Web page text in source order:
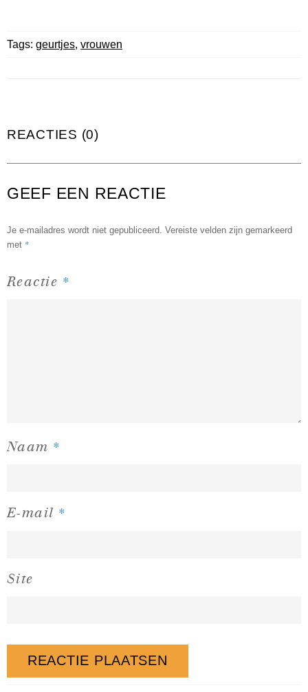
Tags: geurtjes, vrouwen
REACTIES (0)
GEEF EEN REACTIE
Je e-mailadres wordt niet gepubliceerd. Vereiste velden zijn gemarkeerd
met *
Reactie *
Naam *
E-mail *
Site